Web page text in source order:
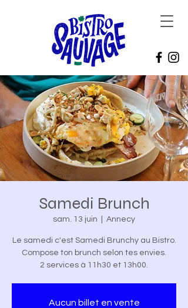
Samedi Brunch
sam. 13 juin Annecy
Le samedi c'est Samedi Brunchy au Bistro.
Compose ton brunch selon tes envies.
2 services à 11h30 et 13h00.
Aucun billet en vente